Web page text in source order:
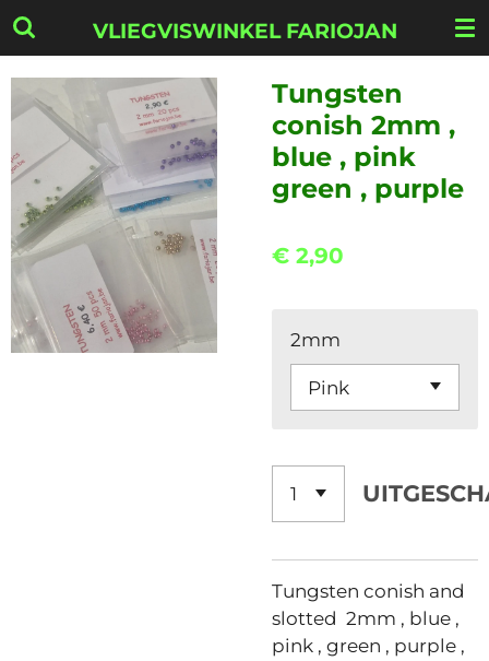
Ga
direct
naar
de
hoofdinhoud
VLIEGVISWINKEL FARIOJAN
Tungsten
conish 2mm ,
blue , pink
green , purple
€ 2,90
2mm
Tungsten conish and
slotted 2mm , blue ,
pink , green , purple ,